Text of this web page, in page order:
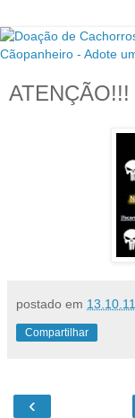
ATENÇÃO!!!
postado em 13.10.11
Compartilhar
‹